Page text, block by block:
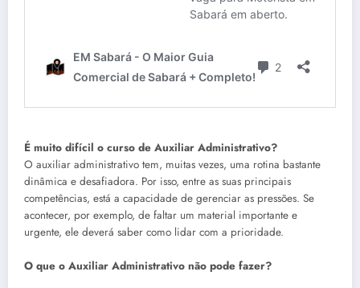
É muito difícil o curso de Auxiliar Administrativo?
O auxiliar administrativo tem, muitas vezes, uma rotina bastante
dinâmica e desafiadora. Por isso, entre as suas principais
competências, está a capacidade de gerenciar as pressões. Se
acontecer, por exemplo, de faltar um material importante e
urgente, ele deverá saber como lidar com a prioridade.
O que o Auxiliar Administrativo não pode fazer?